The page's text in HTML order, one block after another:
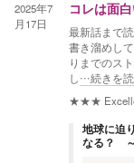
2025年7
月17日
コレは面
最新話まで
書き溜めし
りまでのス
し…続きを
★★★
地球に迫
なる？ ～